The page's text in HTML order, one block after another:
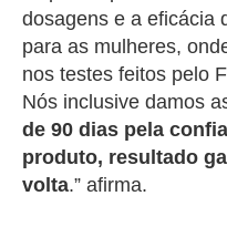
dosagens e a eficácia
para as mulheres,
nos testes feitos pelo
Nós inclusive damos
de 90 dias pela
produto, resultado
volta.” afirma.